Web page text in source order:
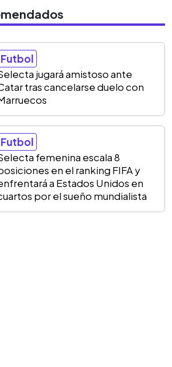
Futbol
jugará amistoso ante
tras cancelarse duelo con
Futbol
femenina escala 8
en el ranking FIFA y
a Estados Unidos en
por el sueño mundialista